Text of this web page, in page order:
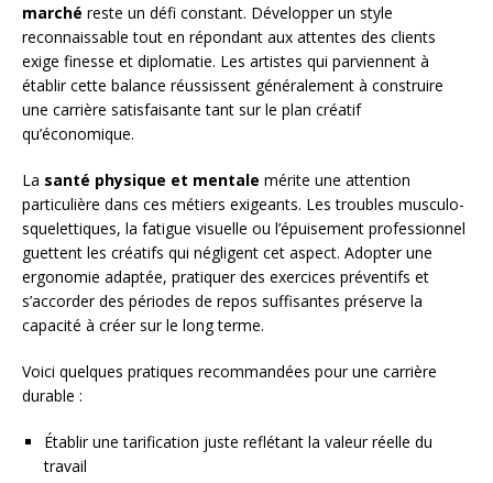
marché reste un défi constant. Développer un style
reconnaissable tout en répondant aux attentes des clients
exige finesse et diplomatie. Les artistes qui parviennent à
établir cette balance réussissent généralement à construire
une carrière satisfaisante tant sur le plan créatif
qu’économique.
La santé physique et mentale mérite une attention
particulière dans ces métiers exigeants. Les troubles musculo-
squelettiques, la fatigue visuelle ou l’épuisement professionnel
guettent les créatifs qui négligent cet aspect. Adopter une
ergonomie adaptée, pratiquer des exercices préventifs et
s’accorder des périodes de repos suffisantes préserve la
capacité à créer sur le long terme.
Voici quelques pratiques recommandées pour une carrière
durable :
Établir une tarification juste reflétant la valeur réelle du
travail